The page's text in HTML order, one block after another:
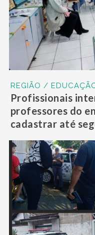
REGIÃO /
Profissionais
professores do
cadastrar até